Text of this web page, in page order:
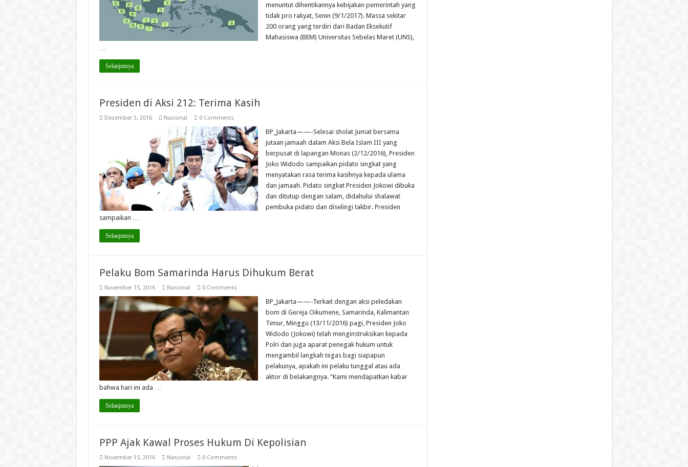
menuntut dihentikannya kebijakan pemerintah yang
tidak pro rakyat, Senin (9/1/2017). Massa sekitar
200 orang yang terdiri dari Badan Eksekutif
Mahasiswa (BEM) Universitas Sebelas Maret (UNS),
…
Selanjutnya
Presiden di Aksi 212: Terima Kasih
Desember 3, 2016 Nasional 0 Comments
BP_Jakarta——-Selesai sholat Jumat bersama
jutaan jamaah dalam Aksi Bela Islam III yang
berpusat di lapangan Monas (2/12/2016), Presiden
Joko Widodo sampaikan pidato singkat yang
menyatakan rasa terima kasihnya kepada ulama
dan jamaah. Pidato singkat Presiden Jokowi dibuka
dan ditutup dengan salam, didahului shalawat
pembuka pidato dan diselingi takbir. Presiden
sampaikan …
Selanjutnya
Pelaku Bom Samarinda Harus Dihukum Berat
November 15, 2016 Nasional 0 Comments
BP_Jakarta——-Terkait dengan aksi peledakan
bom di Gereja Oikumene, Samarinda, Kalimantan
Timur, Minggu (13/11/2016) pagi, Presiden Joko
Widodo (Jokowi) telah menginstruksikan kepada
Polri dan juga aparat penegak hukum untuk
mengambil langkah tegas bagi siapapun
pelakunya, apakah ini pelaku tunggal atau ada
aktor di belakangnya. “Kami mendapatkan kabar
bahwa hari ini ada …
Selanjutnya
PPP Ajak Kawal Proses Hukum Di Kepolisian
November 15, 2016 Nasional 0 Comments